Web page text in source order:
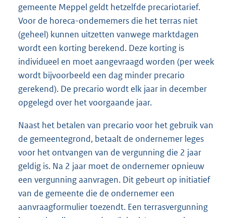
gemeente Meppel geldt hetzelfde precariotarief.
Voor de horeca-ondememers die het terras niet
(geheel) kunnen uitzetten vanwege marktdagen
wordt een korting berekend. Deze korting is
individueel en moet aangevraagd worden (per week
wordt bijvoorbeeld een dag minder precario
gerekend). De precario wordt elk jaar in december
opgelegd over het voorgaande jaar.
Naast het betalen van precario voor het gebruik van
de gemeentegrond, betaalt de ondernemer leges
voor het ontvangen van de vergunning die 2 jaar
geldig is. Na 2 jaar moet de ondernemer opnieuw
een vergunning aanvragen. Dit gebeurt op initiatief
van de gemeente die de ondernemer een
aanvraagformulier toezendt. Een terrasvergunning